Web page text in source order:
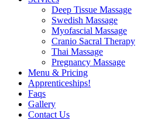
Deep Tissue Massage
Swedish Massage
Myofascial Massage
Cranio Sacral Therapy
Thai Massage
Pregnancy Massage
Menu & Pricing
Apprenticeships!
Faqs
Gallery
Contact Us